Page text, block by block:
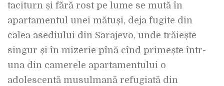
taciturn și fără rost pe lume se mută în
apartamentul unei mătuși, deja fugite din
calea asediului din Sarajevo, unde trăiește
singur și în mizerie pînă cînd primește într-
una din camerele apartamentului o
adolescentă musulmană refugiată din